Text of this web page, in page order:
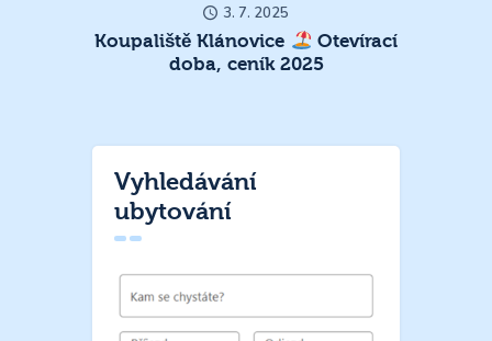
3. 7. 2025
Koupaliště Klánovice
Otevírací
doba, ceník 2025
Vyhledávání
ubytování